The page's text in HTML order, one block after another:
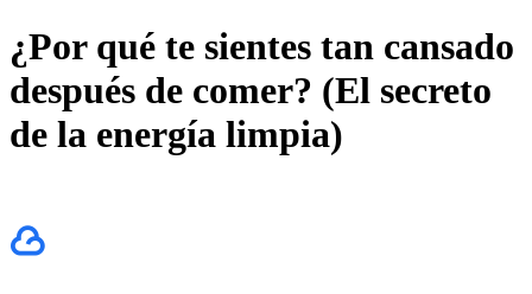
¿Por qué te sientes tan cansado
después de comer? (El secreto
de la energía limpia)